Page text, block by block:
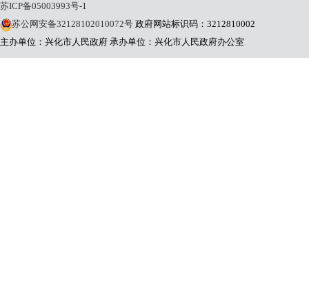
苏ICP备05003993号-1
苏公网安备32128102010072号 政府网站标识码：3212810002
主办单位：兴化市人民政府 承办单位：兴化市人民政府办公室